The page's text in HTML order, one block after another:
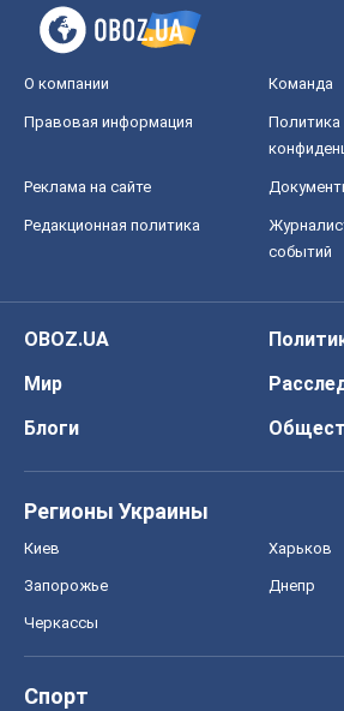
О компании Команда
Правовая информация
Политика
Реклама на сайте
Редакционная политика
событий
OBOZ.UA
Мир
Блоги
Регионы Украины
Киев Харьков
Запорожье Днепр
Черкассы
Спорт